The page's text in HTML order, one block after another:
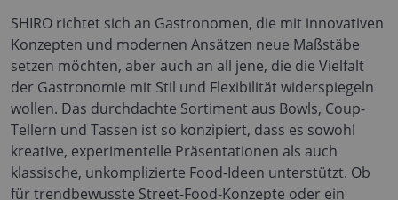
SHIRO richtet sich an Gastronomen, die mit innovativen
Konzepten und modernen Ansätzen neue Maßstäbe
setzen möchten, aber auch an all jene, die die Vielfalt
der Gastronomie mit Stil und Flexibilität widerspiegeln
wollen. Das durchdachte Sortiment aus Bowls, Coup-
Tellern und Tassen ist so konzipiert, dass es sowohl
kreative, experimentelle Präsentationen als auch
klassische, unkomplizierte Food-Ideen unterstützt. Ob
für trendbewusste Street-Food-Konzepte oder ein